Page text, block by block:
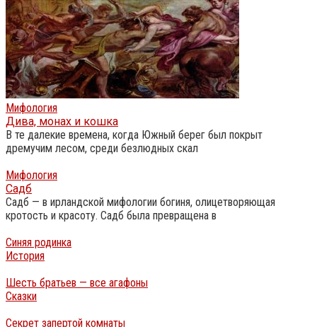
Мифология
Дива, монах и кошка
В те далекие времена, когда Южный берег был покрыт
дремучим лесом, среди безлюдных скал
Мифология
Садб
Садб — в ирландской мифологии богиня, олицетворяющая
кротость и красоту. Садб была превращена в
Синяя родинка
История
Шесть братьев — все агафоны
Сказки
Секрет запертой комнаты